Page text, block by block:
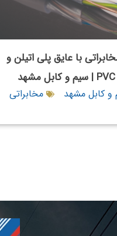
با عایق پلی اتیلن و
و کابل مشهد مخابراتی